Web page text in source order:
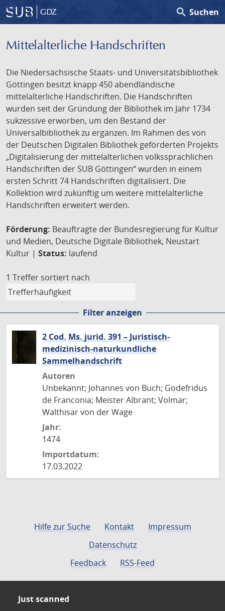
GDZ search Suchen
Mittelalterliche Handschriften
Die Niedersächsische Staats- und Universitätsbibliothek
Göttingen besitzt knapp 450 abendländische
mittelalterliche Handschriften. Die Handschriften
wurden seit der Gründung der Bibliothek im Jahr 1734
sukzessive erworben, um den Bestand der
Universalbibliothek zu ergänzen. Im Rahmen des von
der Deutschen Digitalen Bibliothek geförderten Projekts
„Digitalisierung der mittelalterlichen volkssprachlichen
Handschriften der SUB Göttingen“ wurden in einem
ersten Schritt 74 Handschriften digitalisiert. Die
Kollektion wird zukünftig um weitere mittelalterliche
Handschriften erweitert werden.
Förderung: Beauftragte der Bundesregierung für Kultur
und Medien, Deutsche Digitale Bibliothek, Neustart
Kultur | Status: laufend
1 Treffer sortiert nach
Filter anzeigen
2 Cod. Ms. jurid. 391 – Juristisch-
medizinisch-naturkundliche
Sammelhandschrift
Autoren
Unbekannt; Johannes von Buch; Godefridus
de Franconia; Meister Albrant; Volmar;
Walthisar von der Wage
Jahr:
1474
Importdatum:
17.03.2022
Hilfe zur Suche Kontakt
Impressum
Datenschutz
Feedback
RSS-Feed
Just scanned